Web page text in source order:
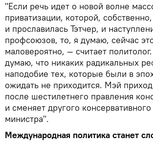
"Если речь идет о новой волне
приватизации, которой, собственно,
и прославилась Тэтчер, и
профсоюзов, то, я думаю, сейчас
маловероятно, — считает
думаю, что никаких радикальных
наподобие тех, которые были в
ожидать не приходится. Мэй
после шестилетнего правления
и сменяет другого
министра".
Международная политика станет